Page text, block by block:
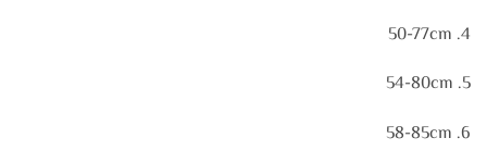
4. 50-77cm
5. 54-80cm
6. 58-85cm